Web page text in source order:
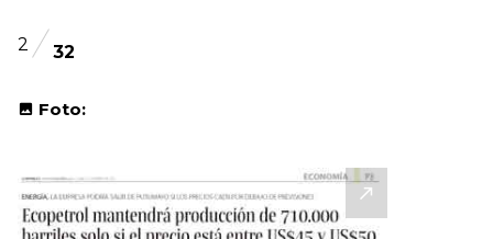
2 32
Foto: